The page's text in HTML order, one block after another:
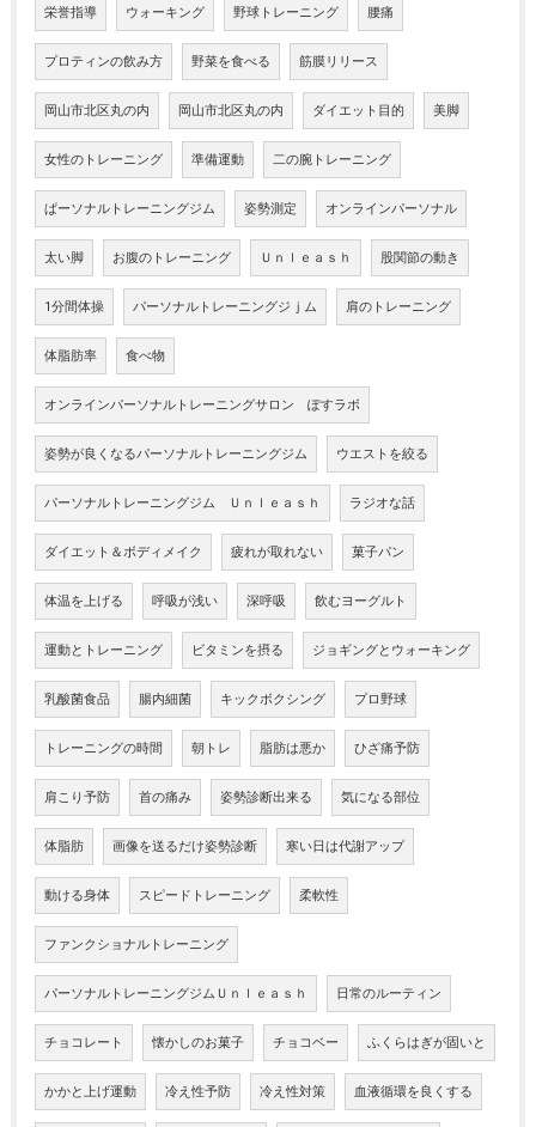
栄誉指導 ウォーキング 野球トレーニング 腰痛
プロティンの飲み方 野菜を食べる 筋膜リリース
岡山市北区丸の内 岡山市北区丸の内 ダイエット目的 美脚
女性のトレーニング 準備運動 二の腕トレーニング
ぱーソナルトレーニングジム 姿勢測定 オンラインパーソナル
太い脚 お腹のトレーニング Ｕｎｌｅａｓｈ 股関節の動き
1分間体操 パーソナルトレーニングジｊム 肩のトレーニング
体脂肪率 食べ物
オンラインパーソナルトレーニングサロン ぽすラボ
姿勢が良くなるパーソナルトレーニングジム ウエストを絞る
パーソナルトレーニングジム Ｕｎｌｅａｓｈ ラジオな話
ダイエット＆ボディメイク 疲れが取れない 菓子パン
体温を上げる 呼吸が浅い 深呼吸 飲むヨーグルト
運動とトレーニング ビタミンを摂る ジョギングとウォーキング
乳酸菌食品 腸内細菌 キックボクシング プロ野球
トレーニングの時間 朝トレ 脂肪は悪か ひざ痛予防
肩こり予防 首の痛み 姿勢診断出来る 気になる部位
体脂肪 画像を送るだけ姿勢診断 寒い日は代謝アップ
動ける身体 スピードトレーニング 柔軟性
ファンクショナルトレーニング
パーソナルトレーニングジムＵｎｌｅａｓｈ 日常のルーティン
チョコレート 懐かしのお菓子 チョコベー ふくらはぎが固いと
かかと上げ運動 冷え性予防 冷え性対策 血液循環を良くする